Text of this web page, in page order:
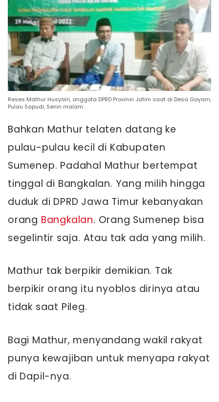
Reses Mathur Husyairi, anggota DPRD Provinsi Jatim saat di Desa Gayam,
Pulau Sapudi, Senin malam.
Bahkan Mathur telaten datang ke
pulau-pulau kecil di Kabupaten
Sumenep. Padahal Mathur bertempat
tinggal di Bangkalan. Yang milih hingga
duduk di DPRD Jawa Timur kebanyakan
orang Bangkalan. Orang Sumenep bisa
segelintir saja. Atau tak ada yang milih.
Mathur tak berpikir demikian. Tak
berpikir orang itu nyoblos dirinya atau
tidak saat Pileg.
Bagi Mathur, menyandang wakil rakyat
punya kewajiban untuk menyapa rakyat
di Dapil-nya.